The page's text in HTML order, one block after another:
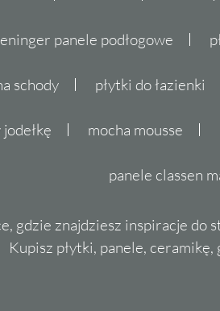
panele podłogowe
schody płytki do łazienki
mocha mousse
panele classen
gdzie znajdziesz inspiracje do
Kupisz płytki, panele,